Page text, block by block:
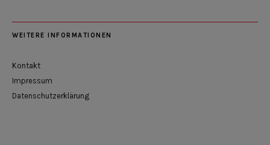
WEITERE INFORMATIONEN
Kontakt
Impressum
Datenschutzerklärung